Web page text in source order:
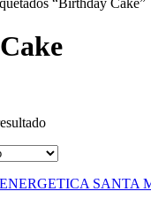
“Birthday Cake”